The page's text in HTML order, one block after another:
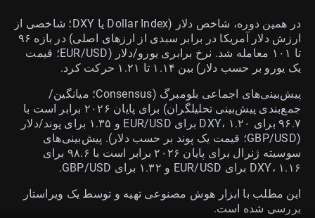
در همین دوره، شاخص دلار (Dollar Index یا DXY؛ شاخصی از
ارزش دلار آمریکا در برابر سبدی از ارزهای اصلی) در بازه ۹۶
تا ۱۰۱ معامله شد. نرخ برابری یورو/دلار (EUR/USD؛ قیمت
یک یورو بر حسب دلار) بین ۱.۱۴ تا ۱.۲۱ حرکت کرد.
پیش‌بینی‌های اجماعی بلومبرگ (Consensus؛ میانگین/
جمع‌بندی پیش‌بینی تحلیلگران) برای پایان ۲۰۲۶ برابر است با
۹۶.۷ برای DXY، ۱.۲۰ برای EUR/USD و ۱.۳۵ برای پوند/دلار
(GBP/USD؛ قیمت یک پوند بر حسب دلار). پیش‌بینی‌های
سوسیته ژنرال برای پایان ۲۰۲۶ برابر است با ۹۸.۶ برای
DXY، ۱.۱۶ برای EUR/USD و ۱.۳۲ برای GBP/USD.
این مطلب با ابزار هوش مصنوعی تهیه و توسط یک ویراستار
بررسی شده است.